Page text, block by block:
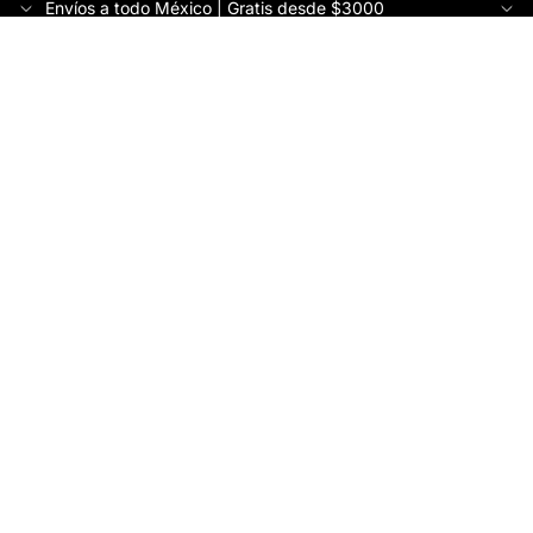
Envíos a todo México | Gratis desde $3000